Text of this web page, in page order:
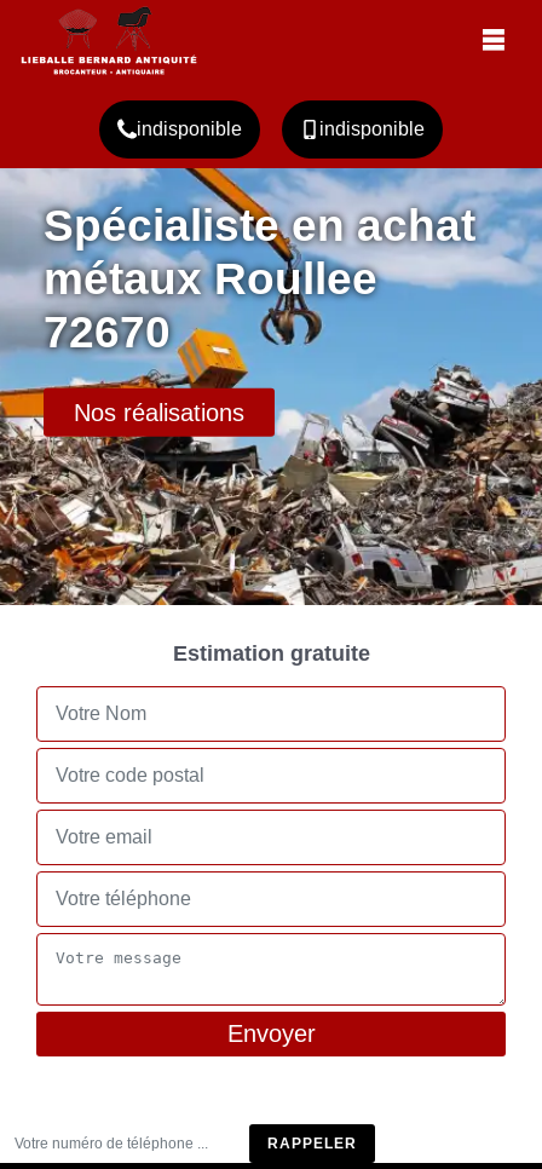
indisponible indisponible
Spécialiste en achat
métaux Roullee
72670
Nos réalisations
Estimation gratuite